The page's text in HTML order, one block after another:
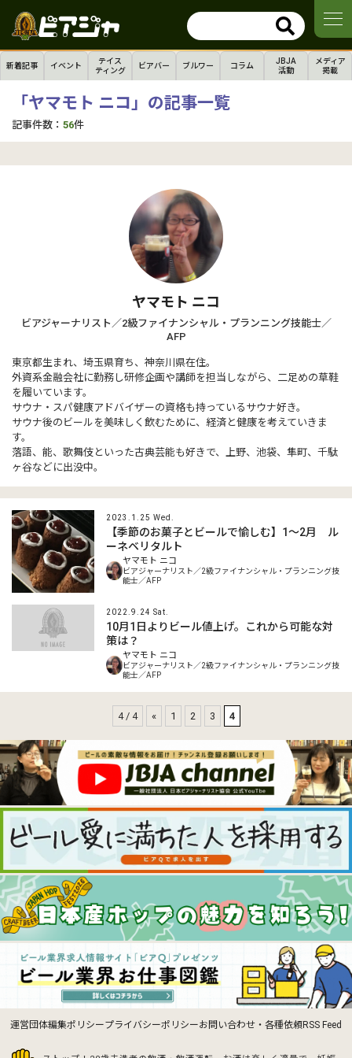
新着記事 イベント
テイス
ティング
ビアバー ブルワー コラム
JBJA
活動
メディア
掲載
「ヤマモト ニコ」の記事一覧
記事件数： 56件
ヤマモト ニコ
ビアジャーナリスト／2級ファイナンシャル・プランニング技能士／
AFP
東京都生まれ、埼玉県育ち、神奈川県在住。
外資系金融会社に勤務し研修企画や講師を担当しながら、二足めの草鞋
を履いています。
サウナ・スパ健康アドバイザーの資格も持っているサウナ好き。
サウナ後のビールを美味しく飲むために、経済と健康を考えていきま
す。
落語、能、歌舞伎といった古典芸能も好きで、上野、池袋、隼町、千駄
ヶ谷などに出没中。
2023.1.25 Wed.
【季節のお菓子とビールで愉しむ】1〜2月 ル
ーネベリタルト
ヤマモト ニコ
ビアジャーナリスト／2級ファイナンシャル・プランニング技
能士／AFP
2022.9.24 Sat.
10月1日よりビール値上げ。これから可能な対
策は？
ヤマモト ニコ
ビアジャーナリスト／2級ファイナンシャル・プランニング技
能士／AFP
4 / 4 « 1 2 3 4
運営団体編集ポリシープライバシーポリシーお問い合わせ・各種依頼RSS Feed